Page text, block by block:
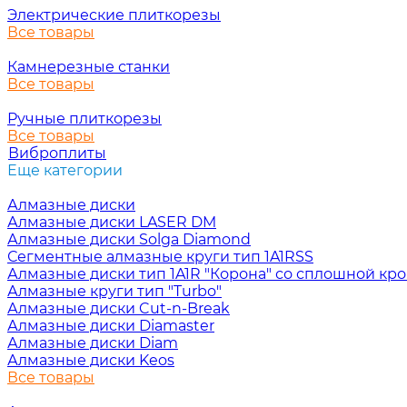
Электрические плиткорезы
Все товары
Камнерезные станки
Все товары
Ручные плиткорезы
Все товары
Виброплиты
Еще категории
Алмазные диски
Алмазные диски LASER DM
Алмазные диски Solga Diamond
Сегментные алмазные круги тип 1A1RSS
Алмазные диски тип 1A1R "Корона" со сплошной
Алмазные круги тип "Turbo"
Алмазные диски Cut-n-Break
Алмазные диски Diamaster
Алмазные диски Diam
Алмазные диски Keos
Все товары